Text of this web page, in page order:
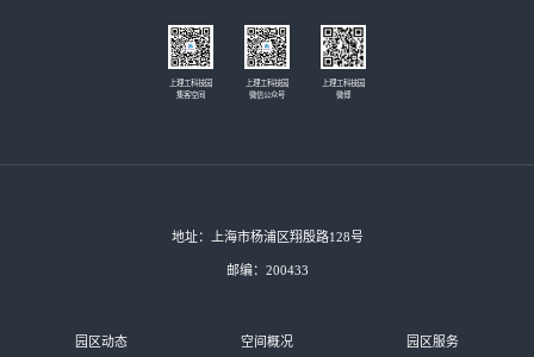
上理工科技园
集客空间
上理工科技园
微信公众号
上理工科技园
微博
地址：上海市杨浦区翔殷路128号
邮编：200433
园区动态 空间概况 园区服务